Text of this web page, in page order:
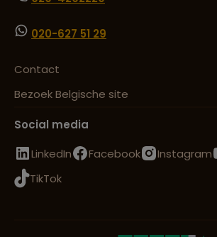
020-627 51 29
Contact
Bezoek Belgische site
Social media
LinkedIn
Facebook Instagram
TikTok